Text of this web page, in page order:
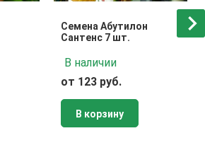
Семена Абутилон
Сантенс 7 шт.
В наличии
от 123 руб.
В корзину